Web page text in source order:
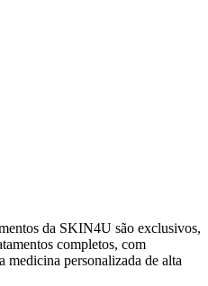
da SKIN4U são exclusivos,
completos, com
personalizada de alta